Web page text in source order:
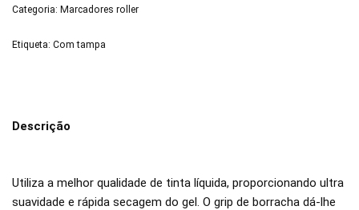
Categoria: Marcadores roller
Etiqueta: Com tampa
Descrição
Utiliza a melhor qualidade de tinta líquida, proporcionando ultra
suavidade e rápida secagem do gel. O grip de borracha dá-lhe